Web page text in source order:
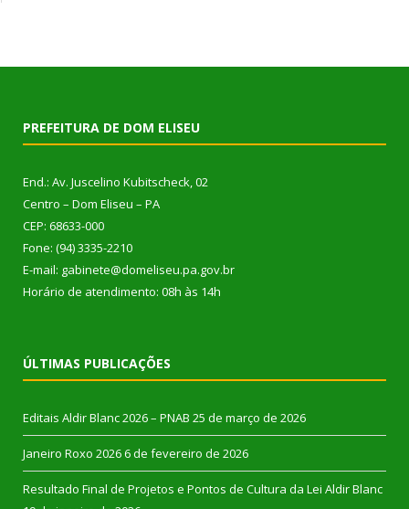
PREFEITURA DE DOM ELISEU
End.: Av. Juscelino Kubitscheck, 02
Centro – Dom Eliseu – PA
CEP: 68633-000
Fone: (94) 3335-2210
E-mail: gabinete@domeliseu.pa.gov.br
Horário de atendimento: 08h às 14h
ÚLTIMAS PUBLICAÇÕES
Editais Aldir Blanc 2026 – PNAB 25 de março de 2026
Janeiro Roxo 2026 6 de fevereiro de 2026
Resultado Final de Projetos e Pontos de Cultura da Lei Aldir Blanc